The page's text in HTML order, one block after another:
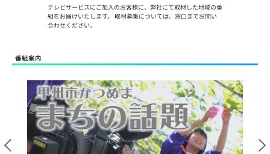
テレビサービスにご加入のお客様に、弊社にて取材した地域の番
組をお届けいたします。 取材募集については、窓口までお問い
合わせください。
番組案内